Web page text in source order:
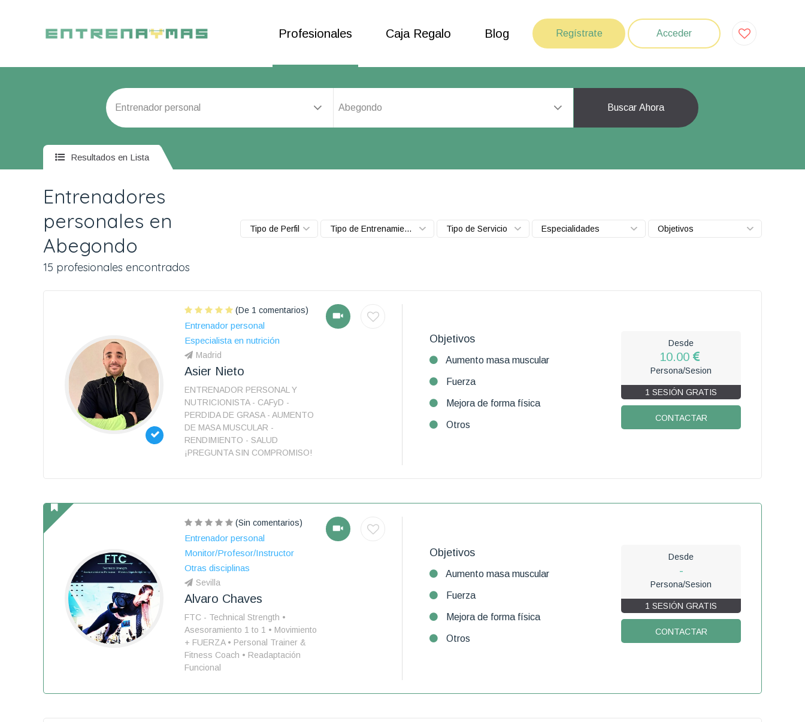
Profesionales Caja Regalo Blog Regístrate Acceder
Abegondo Buscar Ahora
Resultados en Lista
Entrenadores
personales en
Abegondo
15 profesionales encontrados
Tipo de Perfil Tipo de Entrenamiento Tipo de Servicio Especialidades Objetivos
(De 1 comentarios)
Entrenador personal
Especialista en nutrición
Madrid
Asier Nieto
ENTRENADOR PERSONAL Y
NUTRICIONISTA - CAFyD -
PERDIDA DE GRASA - AUMENTO
DE MASA MUSCULAR -
RENDIMIENTO - SALUD
¡PREGUNTA SIN COMPROMISO!
Objetivos
Aumento masa muscular
Fuerza
Mejora de forma física
Otros
Desde
10.00
Persona/Sesion
1 SESIÓN GRATIS
CONTACTAR
(Sin comentarios)
Entrenador personal
Monitor/Profesor/Instructor
Otras disciplinas
Sevilla
Alvaro Chaves
FTC - Technical Strength •
Asesoramiento 1 to 1 • Movimiento
+ FUERZA • Personal Trainer &
Fitness Coach • Readaptación
Funcional
Objetivos
Aumento masa muscular
Fuerza
Mejora de forma física
Otros
Desde
-
Persona/Sesion
1 SESIÓN GRATIS
CONTACTAR